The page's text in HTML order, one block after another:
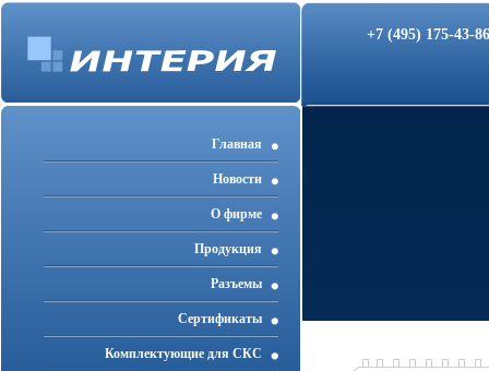
+7 (495) 175-43-
Главная
Новости
О фирме
Продукция
Разъемы
Cертификаты
Комплектующие для СКС